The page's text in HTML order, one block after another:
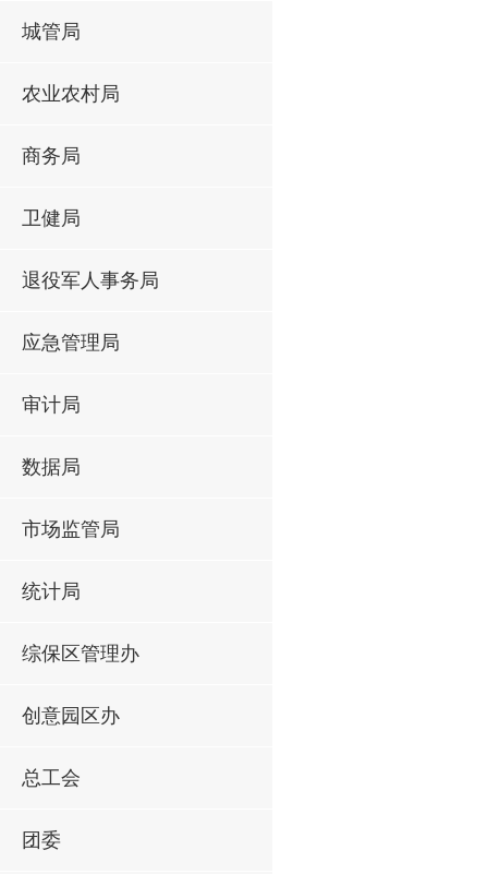
城管局
农业农村局
商务局
卫健局
退役军人事务局
应急管理局
审计局
数据局
市场监管局
统计局
综保区管理办
创意园区办
总工会
团委